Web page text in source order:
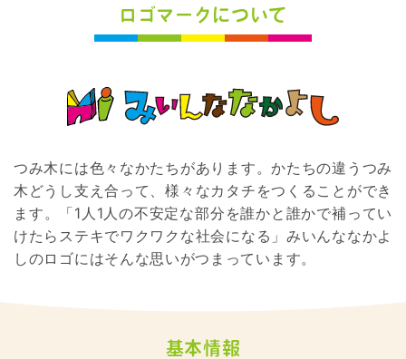
ロゴマークについて
つみ木には色々なかたちがあります。かたちの違うつみ
木どうし支え合って、様々なカタチをつくることができ
ます。「1人1人の不安定な部分を誰かと誰かで補ってい
けたらステキでワクワクな社会になる」みいんななかよ
しのロゴにはそんな思いがつまっています。
基本情報